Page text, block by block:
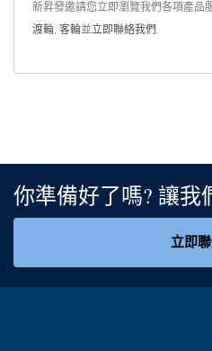
新昇發邀請您立即瀏覽我們各項產品
渡輪 客輪並立即聯絡我們
你準備好了嗎? 讓我
立即